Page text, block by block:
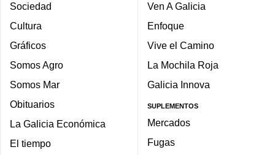
Sociedad
Cultura
Gráficos
Somos Agro
Somos Mar
Obituarios
La Galicia Económica
El tiempo
Ven A Galicia
Enfoque
Vive el Camino
La Mochila Roja
Galicia Innova
SUPLEMENTOS
Mercados
Fugas